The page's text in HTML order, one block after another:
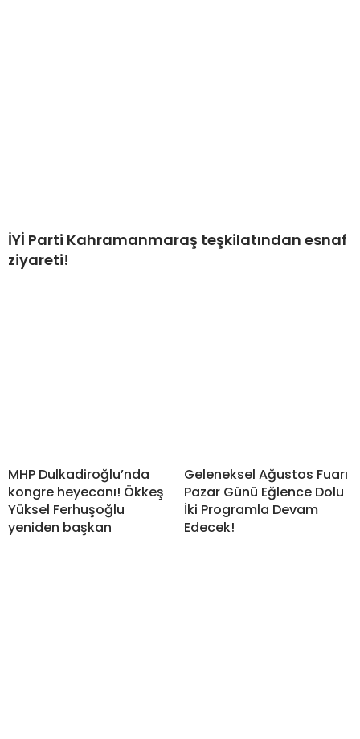
İYİ Parti Kahramanmaraş teşkilatından esnaf
ziyareti!
MHP Dulkadiroğlu’nda
kongre heyecanı! Ökkeş
Yüksel Ferhuşoğlu
yeniden başkan
Geleneksel Ağustos Fuarı
Pazar Günü Eğlence Dolu
İki Programla Devam
Edecek!